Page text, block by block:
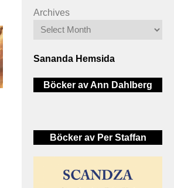
Archives
Sananda Hemsida
Böcker av Ann Dahlberg
Böcker av Per Staffan